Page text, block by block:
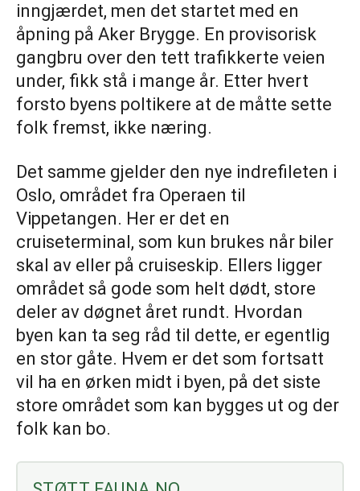
inngjærdet, men det startet med en
åpning på Aker Brygge. En provisorisk
gangbru over den tett trafikkerte veien
under, fikk stå i mange år. Etter hvert
forsto byens poltikere at de måtte sette
folk fremst, ikke næring.
Det samme gjelder den nye indrefileten i
Oslo, området fra Operaen til
Vippetangen. Her er det en
cruiseterminal, som kun brukes når biler
skal av eller på cruiseskip. Ellers ligger
området så gode som helt dødt, store
deler av døgnet året rundt. Hvordan
byen kan ta seg råd til dette, er egentlig
en stor gåte. Hvem er det som fortsatt
vil ha en ørken midt i byen, på det siste
store området som kan bygges ut og der
folk kan bo.